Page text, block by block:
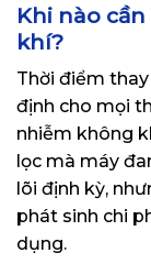
Khi nào
khí?
Thời điểm thay
định cho mọi
nhiễm không
lọc mà máy
lõi định kỳ,
phát sinh chi
dụng.